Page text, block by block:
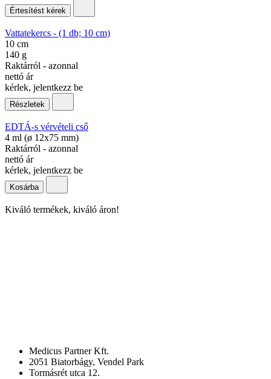
Értesítést kérek
Vattatekercs - (1 db; 10 cm)
10 cm
140 g
Raktárról - azonnal
nettó ár
kérlek, jelentkezz be
Részletek
EDTÁ-s vérvételi cső
4 ml (ø 12x75 mm)
Raktárról - azonnal
nettó ár
kérlek, jelentkezz be
Kosárba
Kiváló termékek, kiváló áron!
Medicus Partner Kft.
2051 Biatorbágy, Vendel Park
Tormásrét utca 12.